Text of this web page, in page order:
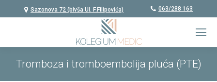
Sazonova 72 (bivša Ul. F.Filipovića) 063/288 163
Tromboza i tromboembolija pluća (PTE)